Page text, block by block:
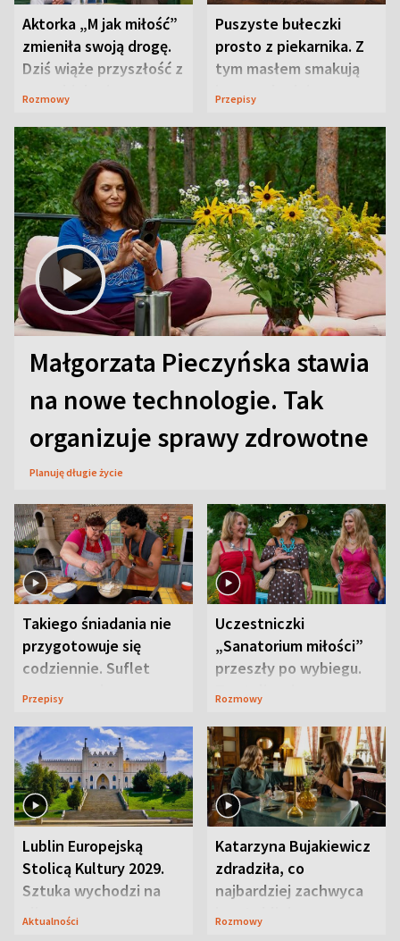
Aktorka „M jak miłość”
zmieniła swoją drogę.
Dziś wiąże przyszłość z
neurobiologią
Rozmowy
Puszyste bułeczki
prosto z piekarnika. Z
tym masłem smakują
jeszcze lepiej
Przepisy
Małgorzata Pieczyńska stawia
na nowe technologie. Tak
organizuje sprawy zdrowotne
Planuję długie życie
Takiego śniadania nie
przygotowuje się
codziennie. Suflet
serowy zachwyca
Przepisy
Uczestniczki
„Sanatorium miłości”
przeszły po wybiegu.
Te stylizacje
Rozmowy
Lublin Europejską
Stolicą Kultury 2029.
Sztuka wychodzi na
ulice
Aktualności
Katarzyna Bujakiewicz
zdradziła, co
najbardziej zachwyca
ją w Lublinie
Rozmowy